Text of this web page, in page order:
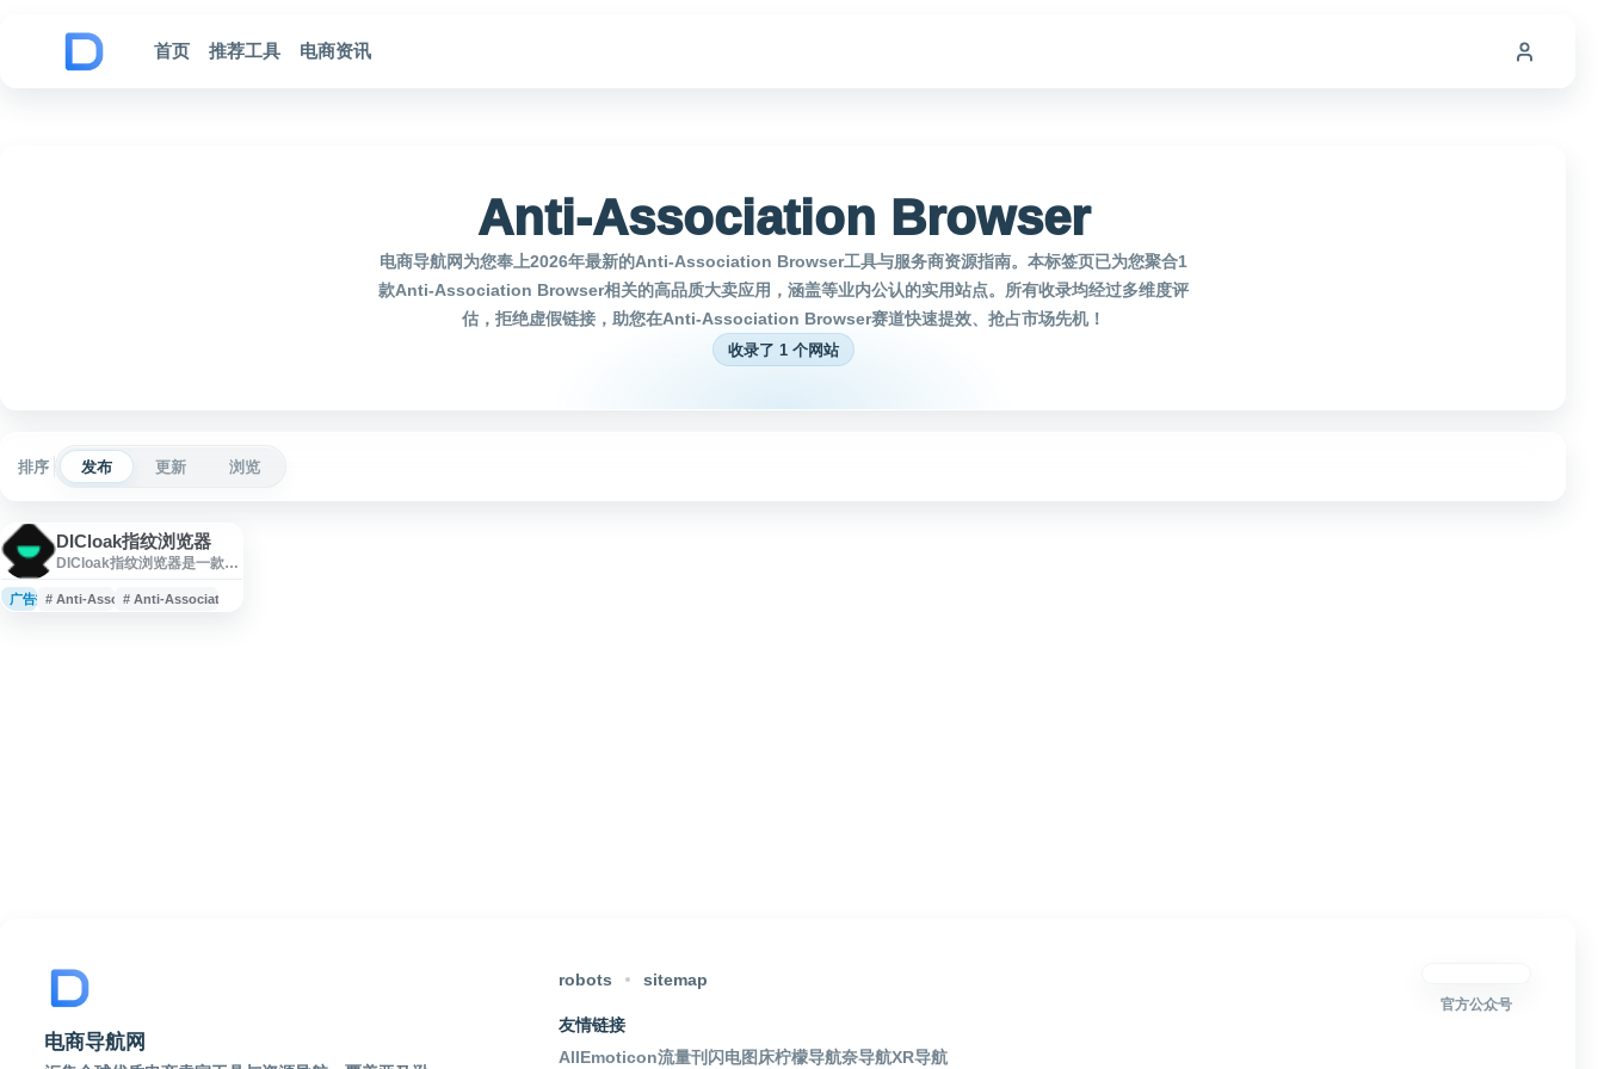
首页
推荐工具 电商资讯
Anti-Association Browser
电商导航网为您奉上2026年最新的Anti-Association Browser工具与服务商资源指南。本标签页已为您聚合1
款Anti-Association Browser相关的高品质大卖应用，涵盖等业内公认的实用站点。所有收录均经过多维度评
估，拒绝虚假链接，助您在Anti-Association Browser赛道快速提效、抢占市场先机！
收录了 1 个网站
排序 发布 更新 浏览
DICloak指纹浏览器
DICloak指纹浏览器是一款面
浏览器，提供浏览器指纹隔
广告投放# Anti-Association Browser
# Anti-Association Browser Fingerprint
电商导航网
robots sitemap
友情链接
AllEmoticon流量刊 闪电图床柠檬导航奈导航XR导航
官方公众号